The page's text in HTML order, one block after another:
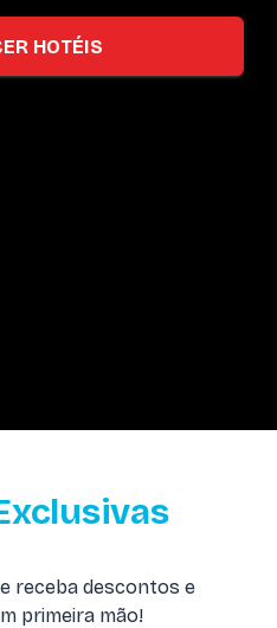
HOTÉIS
receba descontos e
primeira mão!